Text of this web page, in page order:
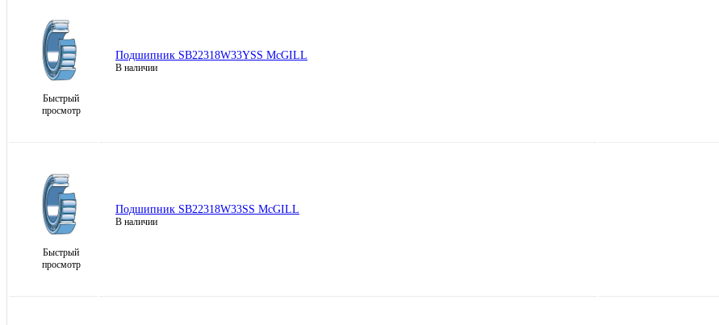
Быстрый
просмотр
Подшипник SB22318W33YSS McGILL
В наличии
Быстрый
просмотр
Подшипник SB22318W33SS McGILL
В наличии